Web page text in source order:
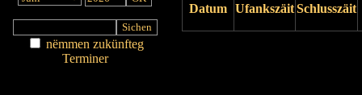
nëmmen zukünfteg
Terminer
Datum UfankszäitSchlusszäit